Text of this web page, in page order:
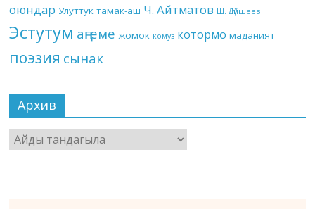
оюндар Улуттук тамак-аш Ч. Айтматов Ш. Дүйшеев
Эстутум аңгеме жомок комуз котормо маданият
поэзия сынак
Архив
Архив